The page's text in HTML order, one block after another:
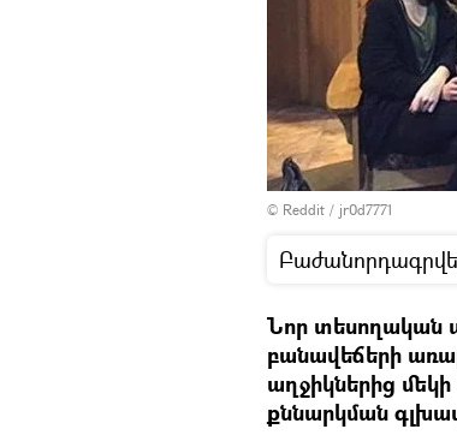
© Reddit / jr0d7771
Նոր տեսողական
բանավեճերի
աղջիկներից
քննարկման